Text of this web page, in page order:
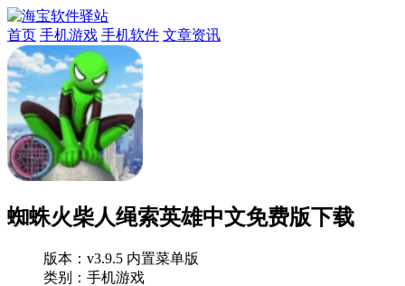
首页 手机游戏 手机软件 文章资讯
蜘蛛火柴人绳索英雄中文免费版下载
版本： v3.9.5 内置菜单版
类别：手机游戏